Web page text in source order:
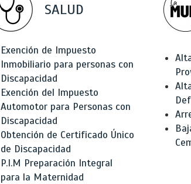
SALUD
Exención de Impuesto
Inmobiliario para personas con
Discapacidad
Exención del Impuesto
Automotor para Personas con
Discapacidad
Obtención de Certificado Único
de Discapacidad
P.I.M Preparación Integral
para la Maternidad